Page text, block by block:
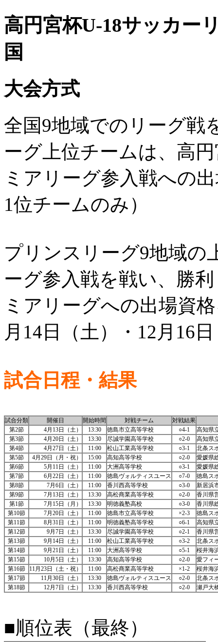
高円宮杯U-18サッカー
国
大会方式
全国9地域でのリーグ戦
ーグ上位チームは、高
ミアリーグ参入戦への
1位チームのみ）
プリンスリーグ9地域の
ーグ参入戦を戦い、勝
ミアリーグへの出場資
月14日（土）・12月16
試合日程・結果
試合分類 開催日 開始時間 対戦チーム
対戦結果
第2節
4月13日（土） 13:30 徳島市立高等学校 ○4-1
高知県
第3節
4月20日（土） 13:30 尽誠学園高等学校 ○2-0
高知県
第4節
4月27日（土） 11:00 松山工業高等学校 ○3-1
北条ス
第5節
4月29日（月・祝） 15:00 高知高等学校 ○2-0
愛媛県
第6節
5月11日（土） 11:00 大洲高等学校 ○3-1
愛媛県
第7節
6月22日（土） 11:00 徳島ヴォルティスユース ○7-0
徳島ス
第8節
7月6日（土） 11:00 香川西高等学校 ○3-0
新居浜
第9節
7月13日（土） 13:30 高松商業高等学校 ○2-0
香川県
第1節
7月15日（月） 13:30 明徳義塾高校 ○3-0
香川県
第10節
7月20日（土） 11:00 徳島市立高等学校 ×2-3
徳島ス
第11節
8月31日（土） 11:00 明徳義塾高等学校 ○6-1
高知県
第12節
9月7日（土） 13:30 尽誠学園高等学校 ○2-1
香川県
第13節
9月14日（土） 11:00 松山工業高等学校 ○3-2
北条ス
第14節
9月21日（土） 11:00 大洲高等学校 ○5-1
桜井海
第15節
10月5日（土） 13:30 高知高等学校 ○2-0
愛フィ
第16節
11月23日（土・祝） 11:00 高松商業高等学校 ×1-2
桜井海
第17節
11月30日（土） 13:30 徳島ヴォルティスユース ○2-0
北条ス
第18節
12月7日（土） 13:30 香川西高等学校 ○2-0 瀬戸大
■順位表（最終）